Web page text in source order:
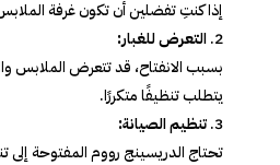
إذا كنتِ تفضلين أن تكون غرفة
التعرض للغبار:
بسبب الانفتاح، قد تتعرض الملابس
يتطلب تنظيفًا متكررًا.
تنظيم الصيانة:
تحتاج الدريسينج رووم المفتوحة